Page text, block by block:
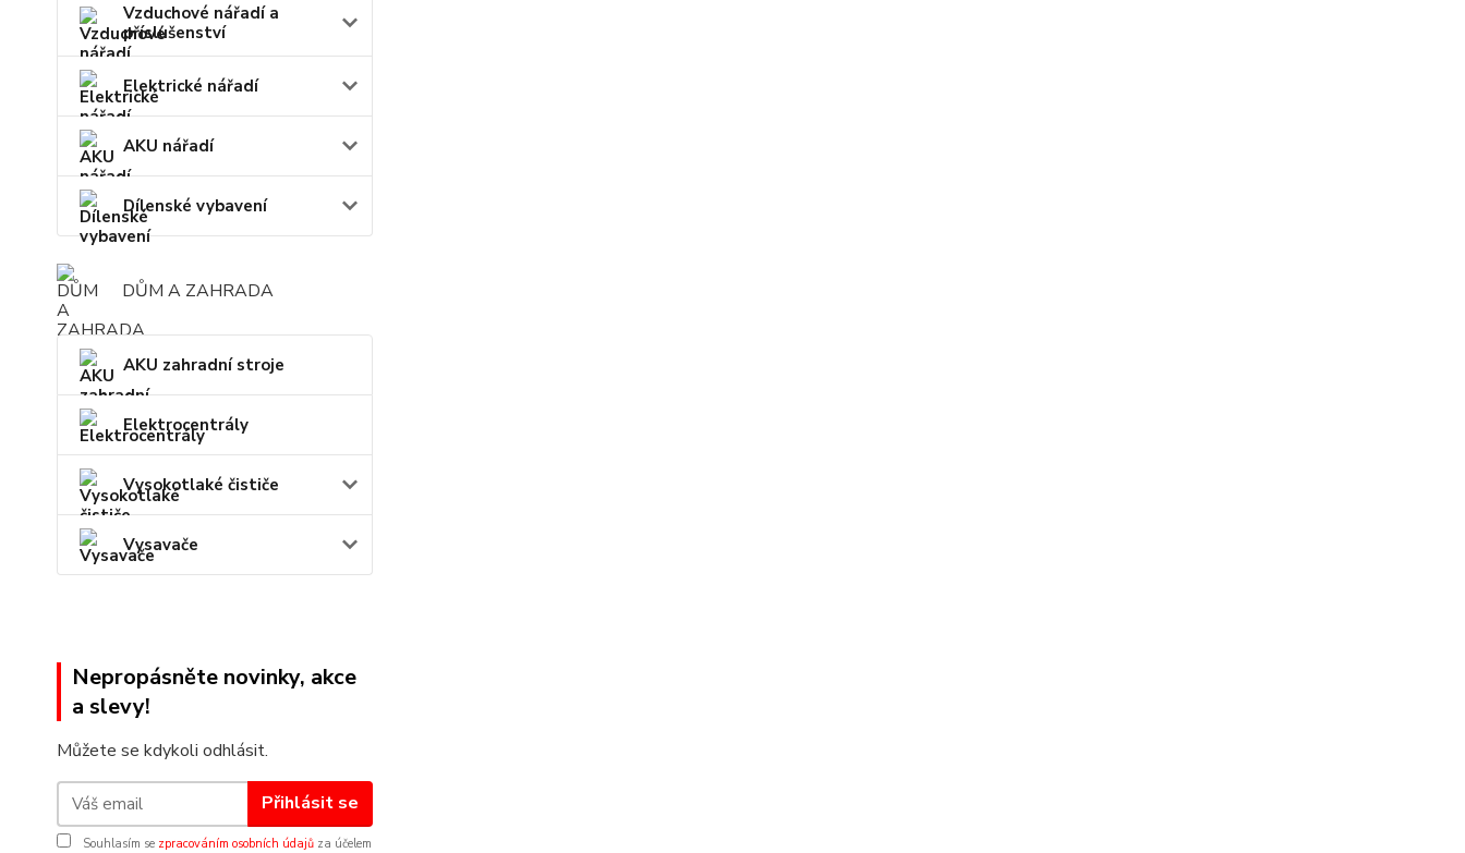
Vzduchové nářadí a
příslušenství
Elektrické nářadí
AKU nářadí
Dílenské vybavení
DŮM A ZAHRADA
AKU zahradní stroje
Elektrocentrály
Vysokotlaké čističe
Vysavače
Nepropásněte novinky, akce
a slevy!
Můžete se kdykoli odhlásit.
Přihlásit se
Souhlasím se zpracováním osobních údajů za účelem